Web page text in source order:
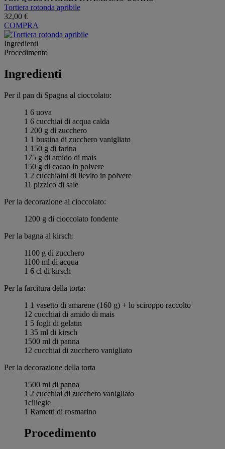
Tortiera rotonda apribile
32,00 €
COMPRA
Ingredienti
Procedimento
Ingredienti
Per il pan di Spagna al cioccolato:
1 6 uova
1 6 cucchiai di acqua calda
1 200 g di zucchero
1 1 bustina di zucchero vanigliato
1 150 g di farina
175 g di amido di mais
150 g di cacao in polvere
1 2 cucchiaini di lievito in polvere
11 pizzico di sale
Per la decorazione al cioccolato:
1200 g di cioccolato fondente
Per la bagna al kirsch:
1100 g di zucchero
1100 ml di acqua
1 6 cl di kirsch
Per la farcitura della torta:
1 1 vasetto di amarene (160 g) + lo sciroppo raccolto
12 cucchiai di amido di mais
1 5 fogli di gelatin
1 35 ml di kirsch
1500 ml di panna
12 cucchiai di zucchero vanigliato
Per la decorazione della torta
1500 ml di panna
1 2 cucchiai di zucchero vanigliato
1ciliegie
1 Rametti di rosmarino
Procedimento